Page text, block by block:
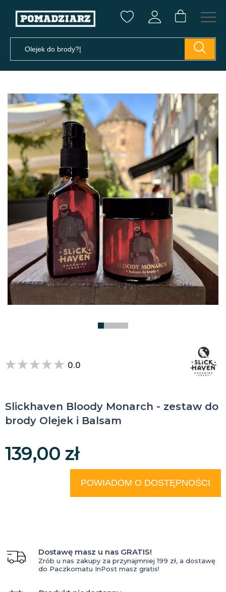
Slickhaven Bloody Monarch - zestaw do
brody Olejek i Balsam
0.0
139,00 zł
POWIADOM O DOSTĘPNOŚCI
Dostawę masz u nas GRATIS!
Zrób u nas zakupy za przynajmniej 199 zł, a dostawę
do Paczkomatu InPost masz gratis!